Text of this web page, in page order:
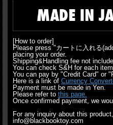
[How to order]
Please press "カートに入れる
placing your order.
Shipping&Handling fee not
You can check S&H for each
You can pay by "Credit Card" or
Here is a link of Currency
Payment must be made in Yen.
Please refer to this page.
Once confirmed payment, we
For any inquiry about this
info@blackbooktoy.com